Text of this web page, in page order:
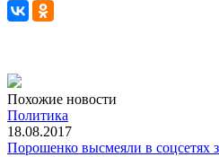
Похожие новости
Политика
18.08.2017
Порошенко высмеяли в соцсетях